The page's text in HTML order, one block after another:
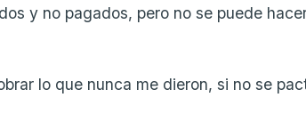
y no pagados, pero no se puede
lo que nunca me dieron, si no se